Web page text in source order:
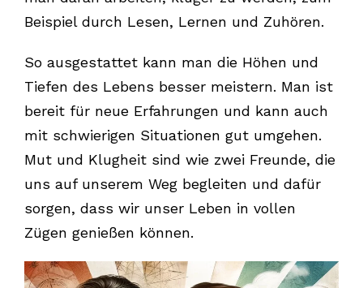
Beispiel durch Lesen, Lernen und Zuhören.
So ausgestattet kann man die Höhen und
Tiefen des Lebens besser meistern. Man ist
bereit für neue Erfahrungen und kann auch
mit schwierigen Situationen gut umgehen.
Mut und Klugheit sind wie zwei Freunde, die
uns auf unserem Weg begleiten und dafür
sorgen, dass wir unser Leben in vollen
Zügen genießen können.